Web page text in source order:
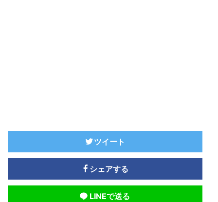
ツイート
シェアする
LINEで送る